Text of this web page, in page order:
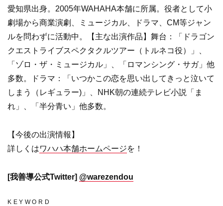
愛知県出身。2005年WAHAHA本舗に所属。役者として小
劇場から商業演劇、ミュージカル、ドラマ、CM等ジャン
ルを問わずに活動中。【主な出演作品】舞台：「ドラゴン
クエストライブスペクタクルツアー（トルネコ役）」、
「ゾロ・ザ・ミュージカル」、「ロマンシング・サガ」他
多数。ドラマ：「いつかこの恋を思い出してきっと泣いて
しまう（レギュラー)」、NHK朝の連続テレビ小説「ま
れ」、「半分青い」他多数。
【今後の出演情報】
詳しくはワハハ本舗ホームページを！
[我善導公式Twitter] @warezendou
KEYWORD